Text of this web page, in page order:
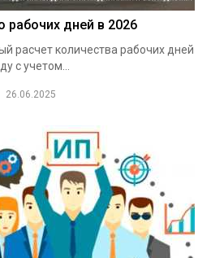
рабочих дней в 2026
расчет количества рабочих дней
с учетом...
26.06.2025